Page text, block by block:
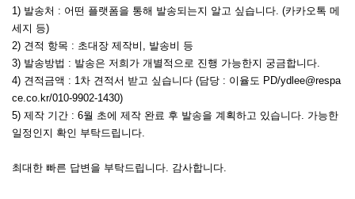
1) 발송처 : 어떤 플랫폼을 통해 발송되는지 알고 싶습니다. (카카오톡 메
세지 등)
2) 견적 항목 : 초대장 제작비, 발송비 등
3) 발송방법 : 발송은 저희가 개별적으로 진행 가능한지 궁금합니다.
4) 견적금액 : 1차 견적서 받고 싶습니다 (담당 : 이율도 PD/ydlee@respa
ce.co.kr/010-9902-1430)
5) 제작 기간 : 6월 초에 제작 완료 후 발송을 계획하고 있습니다. 가능한
일정인지 확인 부탁드립니다.
최대한 빠른 답변을 부탁드립니다. 감사합니다.